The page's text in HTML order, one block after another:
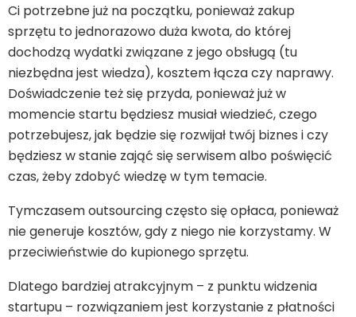
Ci potrzebne już na początku, ponieważ zakup
sprzętu to jednorazowo duża kwota, do której
dochodzą wydatki związane z jego obsługą (tu
niezbędna jest wiedza), kosztem łącza czy naprawy.
Doświadczenie też się przyda, ponieważ już w
momencie startu będziesz musiał wiedzieć, czego
potrzebujesz, jak będzie się rozwijał twój biznes i czy
będziesz w stanie zająć się serwisem albo poświęcić
czas, żeby zdobyć wiedzę w tym temacie.
Tymczasem outsourcing często się opłaca, ponieważ
nie generuje kosztów, gdy z niego nie korzystamy. W
przeciwieństwie do kupionego sprzętu.
Dlatego bardziej atrakcyjnym – z punktu widzenia
startupu – rozwiązaniem jest korzystanie z płatności